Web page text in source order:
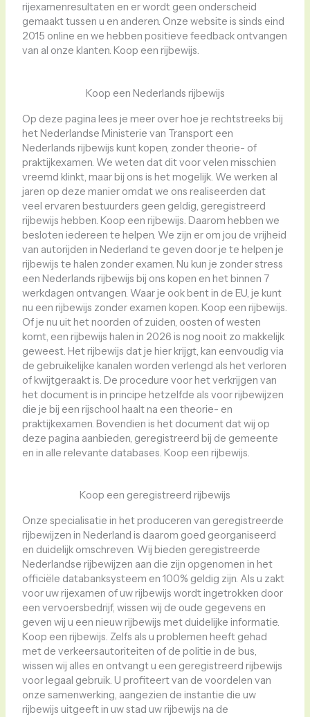
rijexamenresultaten en er wordt geen onderscheid
gemaakt tussen u en anderen. Onze website is sinds eind
2015 online en we hebben positieve feedback ontvangen
van al onze klanten. Koop een rijbewijs.
Koop een Nederlands rijbewijs
Op deze pagina lees je meer over hoe je rechtstreeks bij
het Nederlandse Ministerie van Transport een
Nederlands rijbewijs kunt kopen, zonder theorie- of
praktijkexamen. We weten dat dit voor velen misschien
vreemd klinkt, maar bij ons is het mogelijk. We werken al
jaren op deze manier omdat we ons realiseerden dat
veel ervaren bestuurders geen geldig, geregistreerd
rijbewijs hebben. Koop een rijbewijs. Daarom hebben we
besloten iedereen te helpen. We zijn er om jou de vrijheid
van autorijden in Nederland te geven door je te helpen je
rijbewijs te halen zonder examen. Nu kun je zonder stress
een Nederlands rijbewijs bij ons kopen en het binnen 7
werkdagen ontvangen. Waar je ook bent in de EU, je kunt
nu een rijbewijs zonder examen kopen. Koop een rijbewijs.
Of je nu uit het noorden of zuiden, oosten of westen
komt, een rijbewijs halen in 2026 is nog nooit zo makkelijk
geweest. Het rijbewijs dat je hier krijgt, kan eenvoudig via
de gebruikelijke kanalen worden verlengd als het verloren
of kwijtgeraakt is. De procedure voor het verkrijgen van
het document is in principe hetzelfde als voor rijbewijzen
die je bij een rijschool haalt na een theorie- en
praktijkexamen. Bovendien is het document dat wij op
deze pagina aanbieden, geregistreerd bij de gemeente
en in alle relevante databases. Koop een rijbewijs.
Koop een geregistreerd rijbewijs
Onze specialisatie in het produceren van geregistreerde
rijbewijzen in Nederland is daarom goed georganiseerd
en duidelijk omschreven. Wij bieden geregistreerde
Nederlandse rijbewijzen aan die zijn opgenomen in het
officiële databanksysteem en 100% geldig zijn. Als u zakt
voor uw rijexamen of uw rijbewijs wordt ingetrokken door
een vervoersbedrijf, wissen wij de oude gegevens en
geven wij u een nieuw rijbewijs met duidelijke informatie.
Koop een rijbewijs. Zelfs als u problemen heeft gehad
met de verkeersautoriteiten of de politie in de bus,
wissen wij alles en ontvangt u een geregistreerd rijbewijs
voor legaal gebruik. U profiteert van de voordelen van
onze samenwerking, aangezien de instantie die uw
rijbewijs uitgeeft in uw stad uw rijbewijs na de